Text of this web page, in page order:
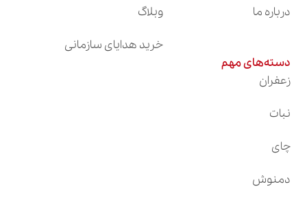
درباره ما وبلاگ
خرید هدایای سازمانی
دسته‌های مهم
زعفران
نبات
چای
دمنوش